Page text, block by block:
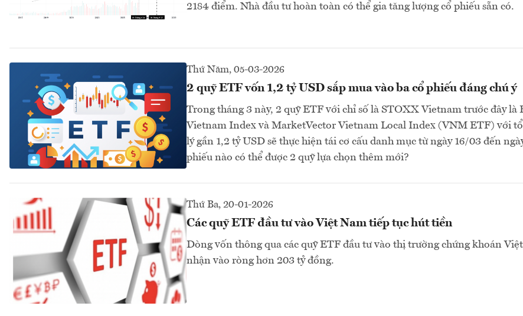
2184 điểm. Nhà đầu tư hoàn toàn có thể gia tăng lượng cổ phiếu sẵn có.
Thứ Năm, 05-03-2026
2 quỹ ETF vốn 1,2 tỷ USD sắp mua vào ba cổ phiếu đáng chú ý
Trong tháng 3 này, 2 quỹ ETF với chỉ số là STOXX Vietnam trước đây là
Vietnam Index và MarketVector Vietnam Local Index (VNM ETF) với
lý gần 1,2 tỷ USD sẽ thực hiện tái cơ cấu danh mục từ ngày 16/03 đến
phiếu nào có thể được 2 quỹ lựa chọn thêm mới?
Thứ Ba, 20-01-2026
Các quỹ ETF đầu tư vào Việt Nam tiếp tục hút tiền
Dòng vốn thông qua các quỹ ETF đầu tư vào thị trường chứng khoán
nhận vào ròng hơn 203 tỷ đồng.